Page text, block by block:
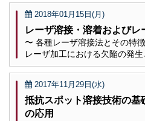
2018年01月15日(月)
レーザ溶接・溶着およびレ
〜 各種レーザ溶接法とその特
レーザ加工における欠陥の発
2017年11月29日(水)
抵抗スポット溶接技術の基
の応用